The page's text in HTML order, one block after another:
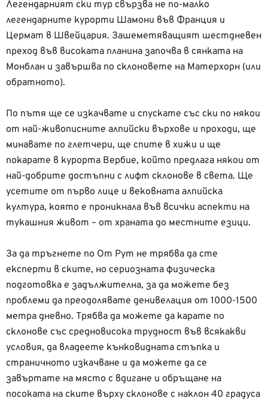
Легендарният ски тур свързва не по-малко
легендарните курорти Шамони във Франция и
Цермат в Швейцария. Зашеметяващият шестдневен
преход във високата планина започва в сянката на
Монблан и завършва по склоновете на Матерхорн (или
обратното).
По пътя ще се изкачвате и спускате със ски по някои
от най-живописните алпийски върхове и проходи, ще
минавате по глетчери, ще спите в хижи и ще
покарате в курорта Вербие, който предлага някои от
най-добрите достъпни с лифт склонове в света. Ще
усетите от първо лице и вековната алпийска
култура, която е проникнала във всички аспекти на
тукашния живот – от храната до местните езици.
За да тръгнете по От Рут не трябва да сте
експерти в ските, но сериозната физическа
подготовка е задължителна, за да можете без
проблеми да преодолявате денивелация от 1000-1500
метра дневно. Трябва да можете да карате по
склонове със средновисока трудност във всякакви
условия, да владеете кънковидната стъпка и
страничното изкачване и да можете да се
завъртате на място с вдигане и обръщане на
посоката на ските върху склонове с наклон 40 градуса